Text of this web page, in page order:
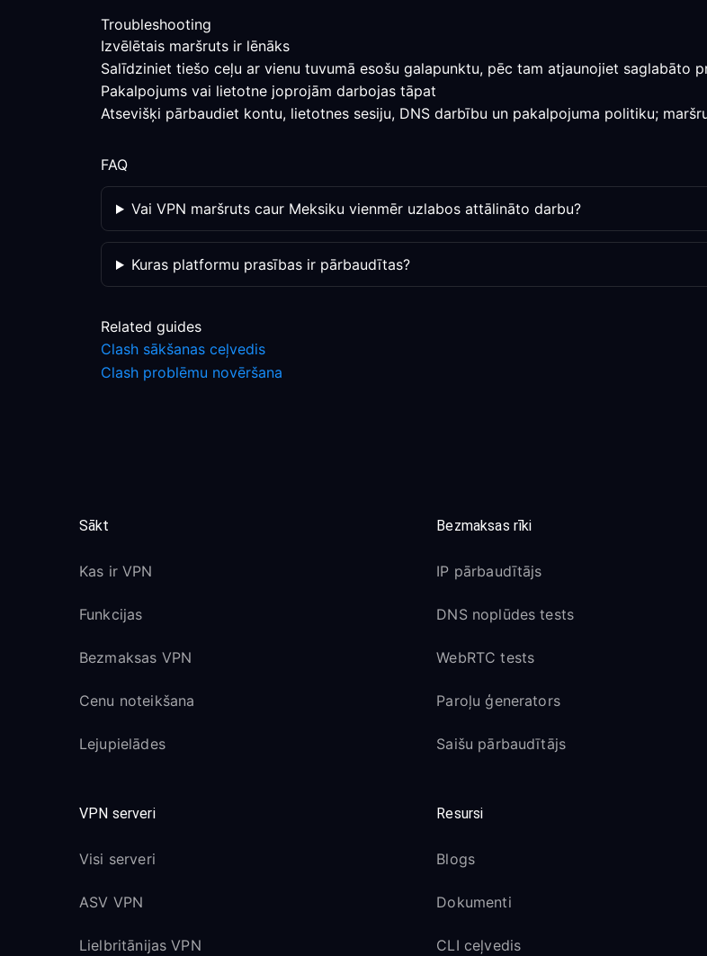
Troubleshooting
Izvēlētais maršruts ir lēnāks
Salīdziniet tiešo ceļu ar vienu tuvumā esošu galapunktu, pēc tam atjaunojiet saglabāto
Pakalpojums vai lietotne joprojām darbojas tāpat
Atsevišķi pārbaudiet kontu, lietotnes sesiju, DNS darbību un pakalpojuma politiku;
FAQ
Vai VPN maršruts caur Meksiku vienmēr uzlabos attālināto darbu?
Kuras platformu prasības ir pārbaudītas?
Related guides
Clash sākšanas ceļvedis
Clash problēmu novēršana
Sākt
Kas ir VPN
Funkcijas
Bezmaksas VPN
Cenu noteikšana
Lejupielādes
Bezmaksas rīki
IP pārbaudītājs
DNS noplūdes tests
WebRTC tests
Paroļu ģenerators
Saišu pārbaudītājs
VPN serveri
Visi serveri
ASV VPN
Lielbritānijas VPN
Resursi
Blogs
Dokumenti
CLI ceļvedis